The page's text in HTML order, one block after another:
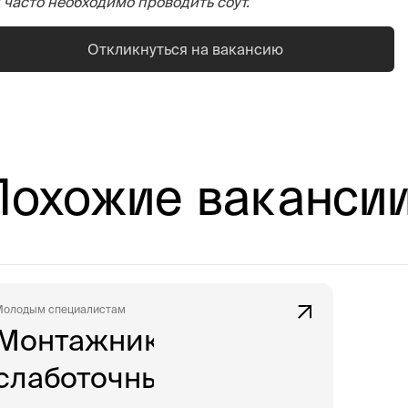
Откликнуться на вакансию
специалистам